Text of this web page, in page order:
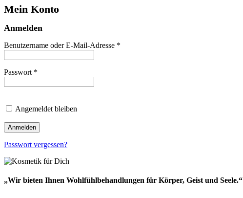
Mein Konto
Anmelden
Benutzername oder E-Mail-Adresse *
Passwort *
Angemeldet bleiben
Anmelden
Passwort vergessen?
„Wir bieten Ihnen Wohlfühlbehandlungen für Körper, Geist und Seele.“